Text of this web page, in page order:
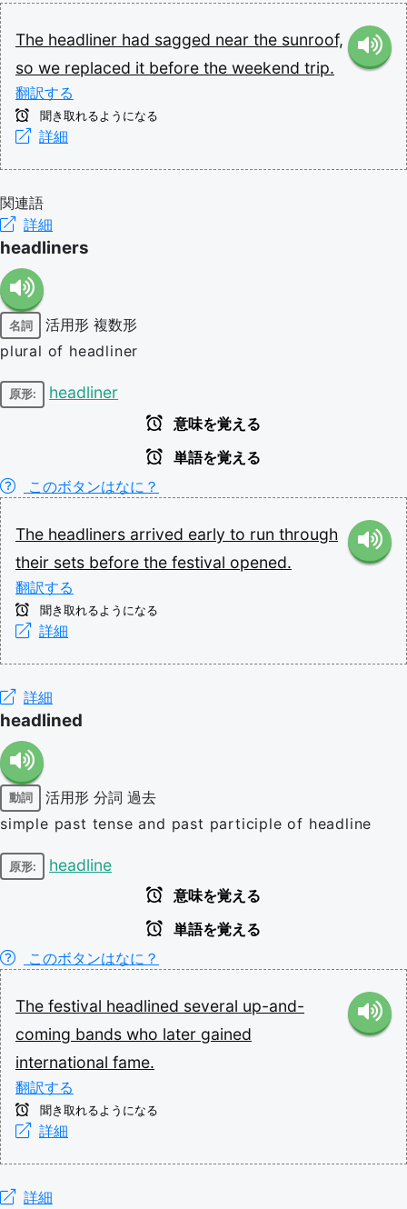
The headliner had sagged near the sunroof,
so we replaced it before the weekend trip.
翻訳する
聞き取れるようになる
詳細
関連語
詳細
headliners
名詞 活用形 複数形
plural of headliner
原形: headliner
意味を覚える
単語を覚える
このボタンはなに？
The headliners arrived early to run through
their sets before the festival opened.
翻訳する
聞き取れるようになる
詳細
詳細
headlined
動詞 活用形 分詞 過去
simple past tense and past participle of headline
原形: headline
意味を覚える
単語を覚える
このボタンはなに？
The festival headlined several up-and-
coming bands who later gained
international fame.
翻訳する
聞き取れるようになる
詳細
詳細